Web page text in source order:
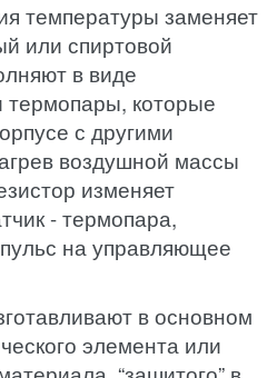
температуры заменяет
или спиртовой
в виде
термопары, которые
с другими
воздушной массы
изменяет
- термопара,
на управляющее
в основном
элемента или